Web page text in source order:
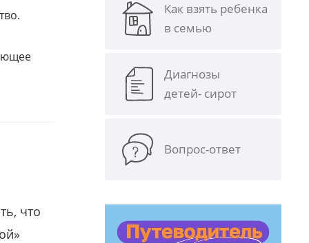
что
Как взять ребенка
в семью
Диагнозы
детей- сирот
Вопрос-ответ